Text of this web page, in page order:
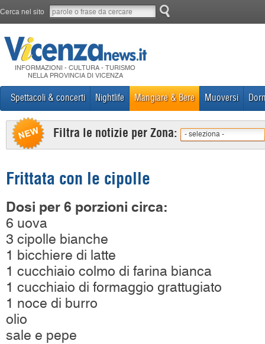
Cerca nel sito
INFORMAZIONI - CULTURA - TURISMO
NELLA PROVINCIA DI VICENZA
Spettacoli & concerti Nightlife Mangiare & Bere Muoversi
Filtra le notizie per Zona: - seleziona -
Frittata con le cipolle
Dosi per 6 porzioni circa:
6 uova
3 cipolle bianche
1 bicchiere di latte
1 cucchiaio colmo di farina bianca
1 cucchiaio di formaggio grattugiato
1 noce di burro
olio
sale e pepe